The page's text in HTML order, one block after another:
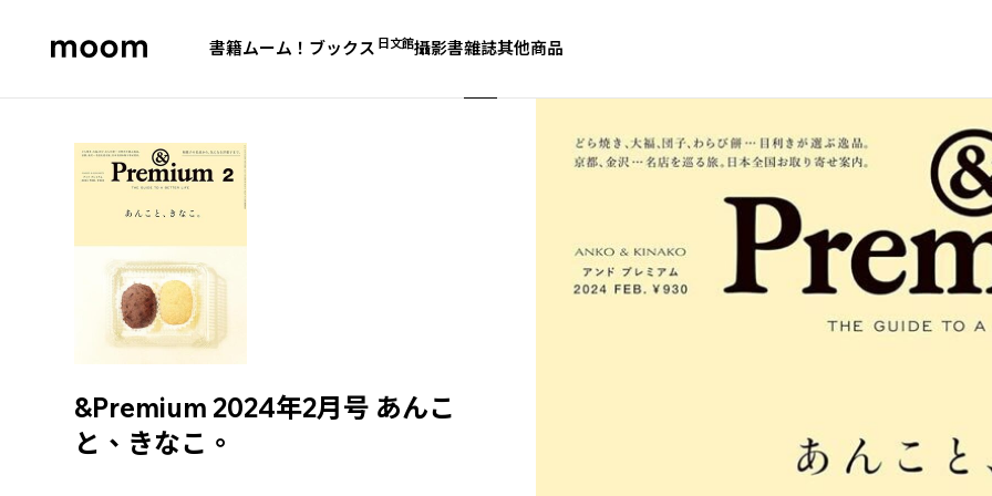
書籍ムーム！ブックス 日文館攝影書雜誌其他商品
&Premium 2024年2月号 あんこ
と、きなこ。